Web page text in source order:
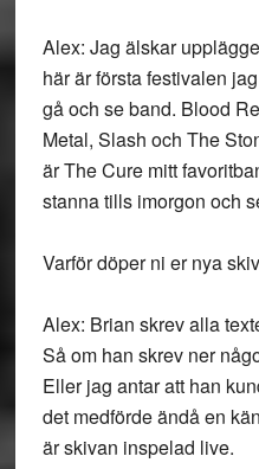
Alex: Jag älskar
här är första festivalen
gå och se band. Blood
Metal, Slash och The
är The Cure mitt
stanna tills imorgon och
Varför döper ni er nya
Alex: Brian skrev alla
Så om han skrev ner
Eller jag antar att han
det medförde ändå en
är skivan inspelad live.